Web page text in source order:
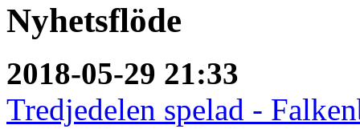
Nyhetsflöde
2018-05-29 21:33
Tredjedelen spelad -